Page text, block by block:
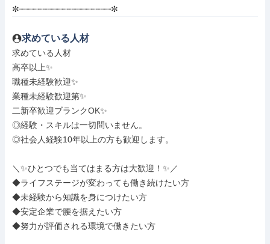
✼┈┈┈┈┈┈┈┈┈┈┈┈┈┈┈┈┈┈┈✼
求めている人材
求めている人材
高卒以上✨
職種未経験歓迎✨
業種未経験歓迎第✨
二新卒歓迎ブランクOK✨
◎経験・スキルは一切問いません。
◎社会人経験10年以上の方も歓迎します。
＼✨ひとつでも当てはまる方は大歓迎！✨／
◆ライフステージが変わっても働き続けたい方
◆未経験から知識を身につけたい方
◆安定企業で腰を据えたい方
◆努力が評価される環境で働きたい方